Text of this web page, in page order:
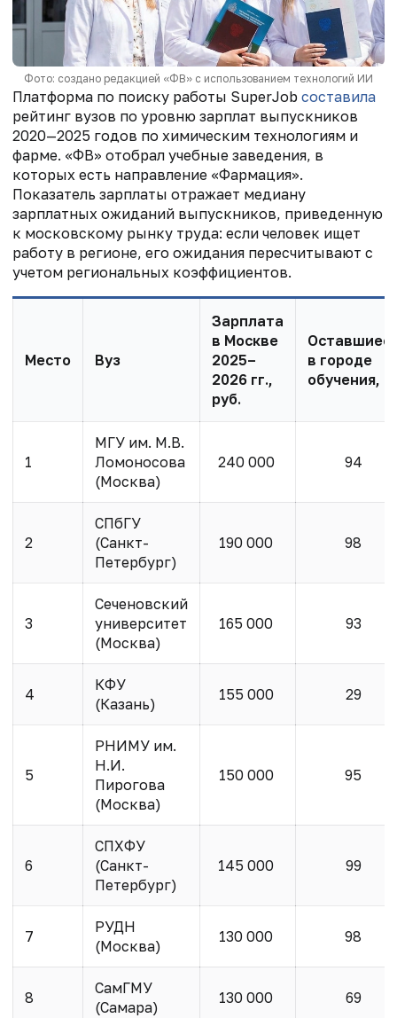
Фото: создано редакцией «ФВ» с использованием технологий ИИ
Платформа по поиску работы SuperJob составила
рейтинг вузов по уровню зарплат выпускников
2020—2025 годов по химическим технологиям и
фарме. «ФВ» отобрал учебные заведения, в
которых есть направление «Фармация».
Показатель зарплаты отражает медиану
зарплатных ожиданий выпускников, приведенную
к московскому рынку труда: если человек ищет
работу в регионе, его ожидания пересчитывают с
учетом региональных коэффициентов.
Место Вуз
Зарплата
в Москве
2025–
2026 гг.,
руб.
в городе
обучения, %
1
МГУ им. М.В.
Ломоносова
(Москва)
240 000 94
2
СПбГУ
(Санкт-
Петербург)
190 000 98
3
Сеченовский
университет
(Москва)
165 000 93
4
КФУ
(Казань)
155 000 29
5
РНИМУ им.
Н.И.
Пирогова
(Москва)
150 000 95
6
СПХФУ
(Санкт-
Петербург)
145 000 99
7
РУДН
(Москва)
130 000 98
8
СамГМУ
(Самара)
130 000 69